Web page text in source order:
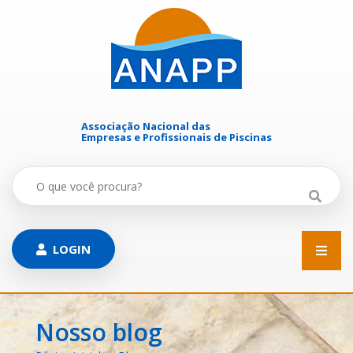
Associação Nacional das
Empresas e Profissionais de Piscinas
LOGIN
Nosso blog